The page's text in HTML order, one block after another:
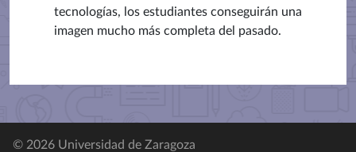
tecnologías, los estudiantes conseguirán una
imagen mucho más completa del pasado.
© 2026 Universidad de Zaragoza